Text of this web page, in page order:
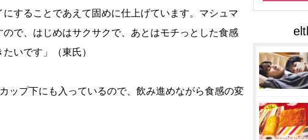
にすることであえて固めに仕上げています。マシュマ
で、はじめはサクサクで、あとはモチっとした食感
いです」（東氏）
ップ下にも入っているので、飲み進めながら食感の変